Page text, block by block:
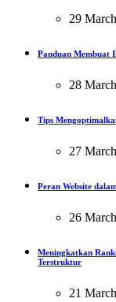
29
Panduan Membuat
28
Tips
27
Peran Website
26
Meningkatkan
Terstruktur
21